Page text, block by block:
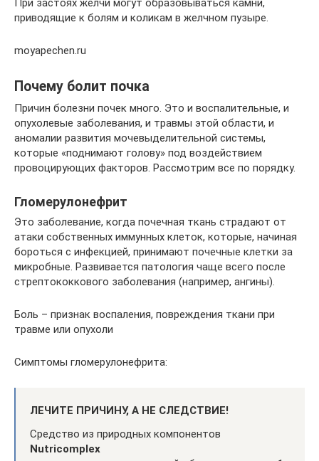
При застоях желчи могут образовываться камни,
приводящие к болям и коликам в желчном пузыре.
moyapechen.ru
Почему болит почка
Причин болезни почек много. Это и воспалительные, и
опухолевые заболевания, и травмы этой области, и
аномалии развития мочевыделительной системы,
которые «поднимают голову» под воздействием
провоцирующих факторов. Рассмотрим все по порядку.
Гломерулонефрит
Это заболевание, когда почечная ткань страдают от
атаки собственных иммунных клеток, которые, начиная
бороться с инфекцией, принимают почечные клетки за
микробные. Развивается патология чаще всего после
стрептококкового заболевания (например, ангины).
Боль – признак воспаления, повреждения ткани при
травме или опухоли
Симптомы гломерулонефрита:
ЛЕЧИТЕ ПРИЧИНУ, А НЕ СЛЕДСТВИЕ!
Средство из природных компонентов
Nutricomplex